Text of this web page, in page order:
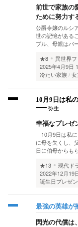
前世で家族の
ために努力す
公爵令嬢のルシ
世の記憶がある
ブル、母親はパ
★8
異世界
2025年4月9日
冷たい家族
10月9日は私
弥生
幸福なプレゼ
10月9日は私
に母を失くし、
日に伯母からも
★13
現代ド
2022年12月19
誕生日プレゼン
最強の英雄が
閃光の代償は